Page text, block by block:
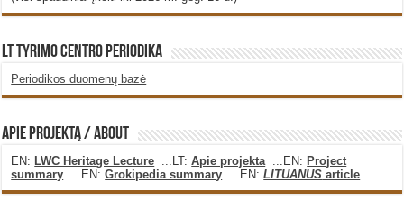
LT Tyrimo Centro Periodika
Periodikos duomenų bazė
Apie projektą / About
EN:LWC Heritage Lecture ...LT:Apie projekta ...EN:Project
summary ...EN:Grokipedia summary ...EN:LITUANUS article